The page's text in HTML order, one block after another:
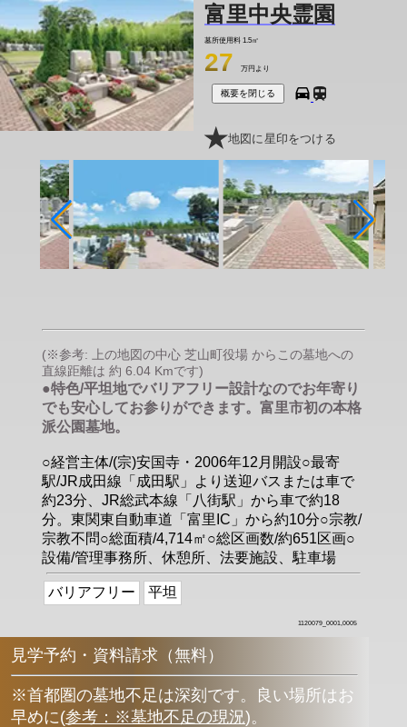
富里中央霊園
墓所使用料 1.5㎡
27 万円より
概要を閉じる
地図に星印をつける
(※参考: 上の地図の中心 芝山町役場 からこの墓地への
直線距離は 約 6.04 Kmです)
●特色/平坦地でバリアフリー設計なのでお年寄り
でも安心してお参りができます。富里市初の本格
派公園墓地。
○経営主体/(宗)安国寺・2006年12月開設○最寄
駅/JR成田線「成田駅」より送迎バスまたは車で
約23分、JR総武本線「八街駅」から車で約18
分。東関東自動車道「富里IC」から約10分○宗教/
宗教不問○総面積/4,714㎡○総区画数/約651区画○
設備/管理事務所、休憩所、法要施設、駐車場
バリアフリー 平坦
1120079_0001,0005
見学予約・資料請求（無料）
※首都圏の墓地不足は深刻です。良い場所はお
早めに(参考：※墓地不足の現況)。